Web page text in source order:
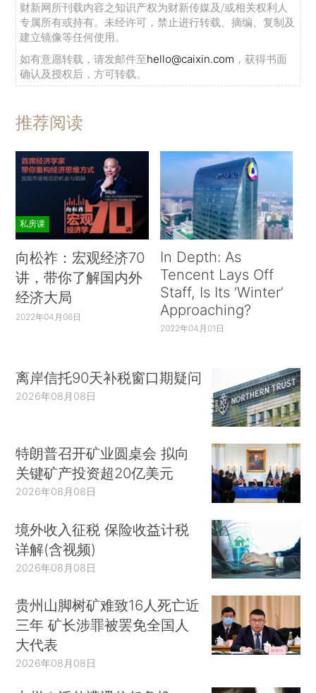
财新网所刊载内容之知识产权为财新传媒及/或相关权利人
专属所有或持有。未经许可，禁止进行转载、摘编、复制及
建立镜像等任何使用。
如有意愿转载，请发邮件至hello@caixin.com ，获得书面
确认及授权后，方可转载。
推荐阅读
私房课
向松祚：宏观经济70
讲，带你了解国内外
经济大局
2022年04月06日
In Depth: As
Tencent Lays Off
Staff, Is Its ‘Winter’
Approaching?
2022年04月01日
离岸信托90天补税窗口期疑问
2026年08月08日
特朗普召开矿业圆桌会 拟向
关键矿产投资超20亿美元
2026年08月08日
境外收入征税 保险收益计税
详解(含视频)
2026年08月08日
贵州山脚树矿难致16人死亡近
三年 矿长涉罪被罢免全国人
大代表
2026年08月08日